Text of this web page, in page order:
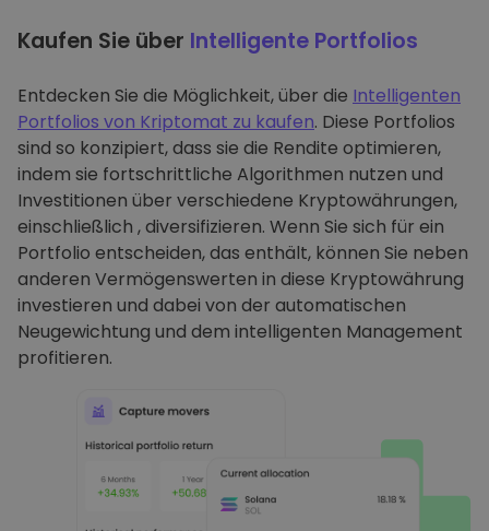
Kaufen Sie über Intelligente Portfolios
Entdecken Sie die Möglichkeit, über die Intelligenten
Portfolios von Kriptomat zu kaufen. Diese Portfolios
sind so konzipiert, dass sie die Rendite optimieren,
indem sie fortschrittliche Algorithmen nutzen und
Investitionen über verschiedene Kryptowährungen,
einschließlich , diversifizieren. Wenn Sie sich für ein
Portfolio entscheiden, das enthält, können Sie neben
anderen Vermögenswerten in diese Kryptowährung
investieren und dabei von der automatischen
Neugewichtung und dem intelligenten Management
profitieren.